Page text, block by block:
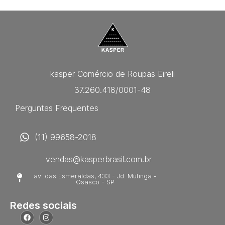
kasper Comércio de Roupas Eireli
37.260.418/0001-48
Perguntas Frequentes
(11) 99658-2018
vendas@kasperbrasil.com.br
av. das Esmeraldas, 433 - Jd. Mutinga -
Osasco - SP
Redes sociais